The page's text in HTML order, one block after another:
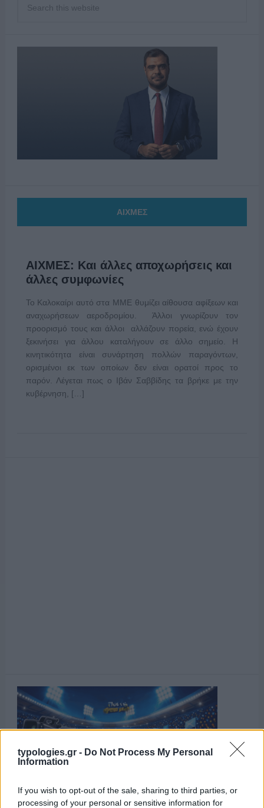
typologies.gr - Do Not Process My Personal
Information
If you wish to opt-out of the sale, sharing to third parties, or
processing of your personal or sensitive information for
ΑΙΧΜΕΣ
ΑΙΧΜΕΣ: Και άλλες αποχωρήσεις και
άλλες συμφωνίες
Το Καλοκαίρι αυτό στα ΜΜΕ θυμίζει αίθουσα αφίξεων και
αναχωρήσεων αεροδρομίου. Άλλοι γνωρίζουν τον
προορισμό τους και άλλοι αλλάζουν πορεία, ενώ έχουν
ξεκινήσει για άλλου καταλήγουν σε άλλο σημείο. Η
κινητικότητα είναι συνάρτηση πολλών παραγόντων,
ορισμένοι εκ των οποίων δεν είναι ορατοί προς το
παρόν. Λέγεται πως ο Ιβάν Σαββίδης τα βρήκε με την
κυβέρνηση, […]